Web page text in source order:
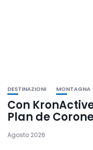
DESTINAZIONI MONTAGNA
Con
Plan de
Agosto 2026